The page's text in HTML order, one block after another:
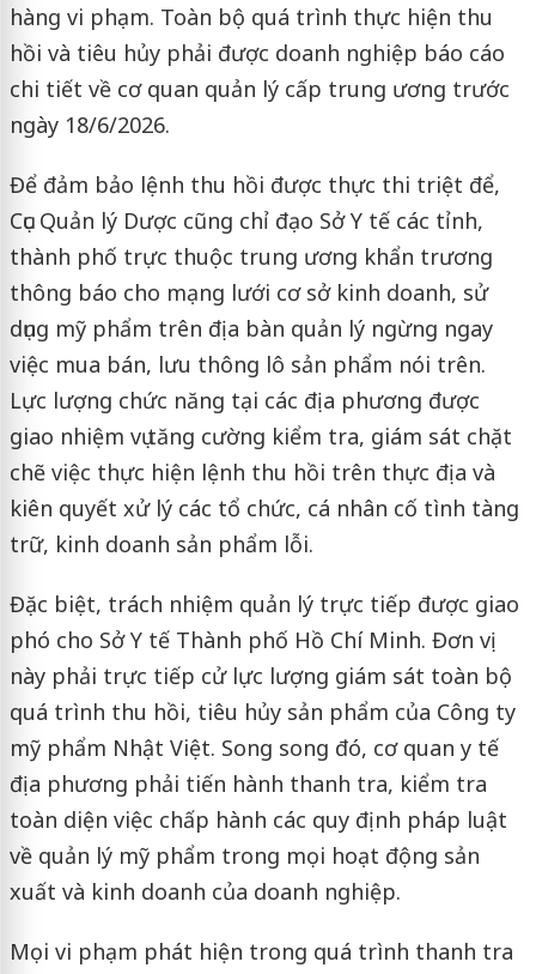
hàng vi phạm. Toàn bộ quá trình thực hiện thu
hồi và tiêu hủy phải được doanh nghiệp báo cáo
chi tiết về cơ quan quản lý cấp trung ương trước
ngày 18/6/2026.
Để đảm bảo lệnh thu hồi được thực thi triệt để,
Cục Quản lý Dược cũng chỉ đạo Sở Y tế các tỉnh,
thành phố trực thuộc trung ương khẩn trương
thông báo cho mạng lưới cơ sở kinh doanh, sử
dụng mỹ phẩm trên địa bàn quản lý ngừng ngay
việc mua bán, lưu thông lô sản phẩm nói trên.
Lực lượng chức năng tại các địa phương được
giao nhiệm vụ tăng cường kiểm tra, giám sát chặt
chẽ việc thực hiện lệnh thu hồi trên thực địa và
kiên quyết xử lý các tổ chức, cá nhân cố tình tàng
trữ, kinh doanh sản phẩm lỗi.
Đặc biệt, trách nhiệm quản lý trực tiếp được giao
phó cho Sở Y tế Thành phố Hồ Chí Minh. Đơn vị
này phải trực tiếp cử lực lượng giám sát toàn bộ
quá trình thu hồi, tiêu hủy sản phẩm của Công ty
mỹ phẩm Nhật Việt. Song song đó, cơ quan y tế
địa phương phải tiến hành thanh tra, kiểm tra
toàn diện việc chấp hành các quy định pháp luật
về quản lý mỹ phẩm trong mọi hoạt động sản
xuất và kinh doanh của doanh nghiệp.
Mọi vi phạm phát hiện trong quá trình thanh tra